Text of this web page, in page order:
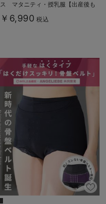
ス マタニティ・授乳服【出産後も
長く着られる】
￥6,990 税込